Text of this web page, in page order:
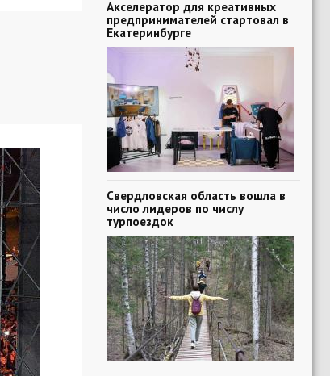
Акселератор для креативных
предпринимателей стартовал в
Екатеринбурге
Свердловская область вошла в
число лидеров по числу
турпоездок